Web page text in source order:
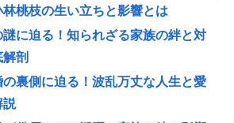
桃枝の生い立ちと影響とは
謎に迫る！知られざる家族の絆と対
剖
裏側に迫る！波乱万丈な人生と愛
説